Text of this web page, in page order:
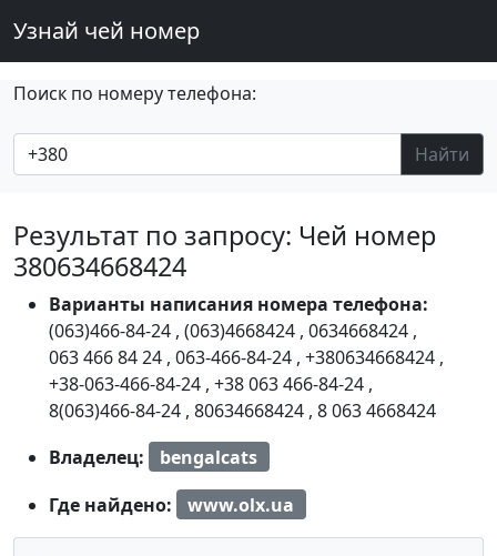
Узнай чей номер
Поиск по номеру телефона:
Найти
Результат по запросу: Чей номер
380634668424
Варианты написания номера телефона:
(063)466-84-24 , (063)4668424 , 0634668424 ,
063 466 84 24 , 063-466-84-24 , +380634668424 ,
+38-063-466-84-24 , +38 063 466-84-24 ,
8(063)466-84-24 , 80634668424 , 8 063 4668424
Владелец:
bengalcats
Где найдено:
www.olx.ua